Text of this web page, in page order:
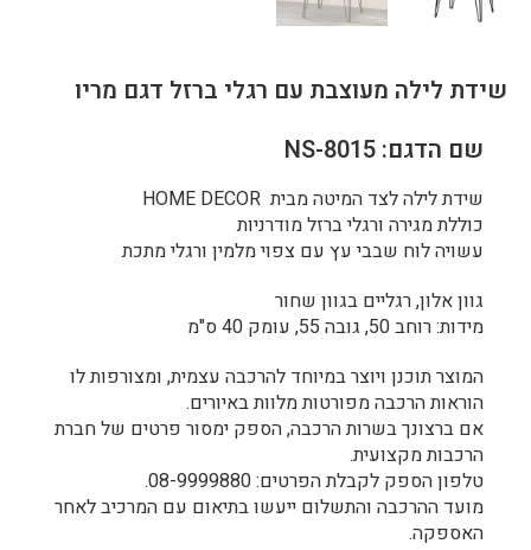
שידת לילה מעוצבת עם רגלי ברזל דגם מריו
שם הדגם: NS-8015
שידת לילה לצד המיטה מבית HOME DECOR
כוללת מגירה ורגלי ברזל מודרניות
עשויה לוח שבבי עץ עם צפוי מלמין ורגלי מתכת
גוון אלון, רגליים בגוון שחור
מידות: רוחב 50, גובה 55, עומק 40 ס"מ
המוצר תוכנן ויוצר במיוחד להרכבה עצמית, ומצורפות לו
הוראות הרכבה מפורטות מלוות באיורים.
אם ברצונך בשרות הרכבה, הספק ימסור פרטים של חברת
הרכבות מקצועית.
טלפון הספק לקבלת הפרטים: 08-9999880.
מועד ההרכבה והתשלום ייעשו בתיאום עם המרכיב לאחר
האספקה.